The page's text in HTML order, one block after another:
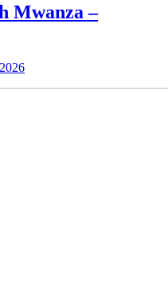
Mwanza –